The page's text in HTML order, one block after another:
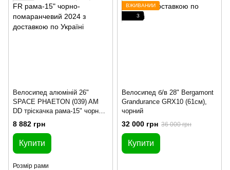
Велосипед алюміній 26"
SPACE PHAETON (039) AM
DD тріскачка рама-15" чорно-
помаранчевий 2024
8 882 грн
Купити
Розмір рами
ВЖИВАНИЙ
3
Велосипед б/в 28" Bergamont
Grandurance GRX10 (61см),
чорний
32 000 грн 36 000 грн
Купити